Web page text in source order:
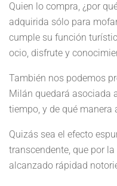
Quien lo compra, ¿por
adquirida sólo para
cumple su función
ocio, disfrute y
También nos podemos
Milán quedará asociada
tiempo, y de qué manera
Quizás sea el efecto
transcendente, que por
alcanzado rápidad